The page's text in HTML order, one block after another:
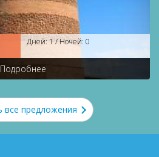
Дней: 1 / Ночей: 0
Подробнее
все предложения